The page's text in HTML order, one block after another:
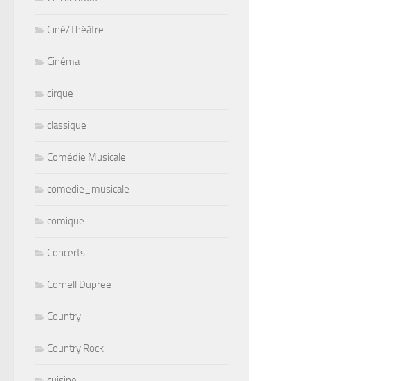
Ciné/Théâtre
Cinéma
cirque
classique
Comédie Musicale
comedie_musicale
comique
Concerts
Cornell Dupree
Country
Country Rock